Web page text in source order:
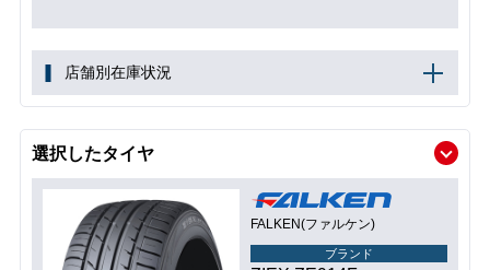
店舗別在庫状況
選択したタイヤ
FALKEN(ファルケン)
ブランド